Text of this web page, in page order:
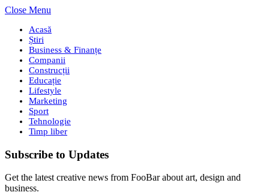
Close Menu
Acasă
Știri
Business & Finanțe
Companii
Construcții
Educație
Lifestyle
Marketing
Sport
Tehnologie
Timp liber
Subscribe to Updates
Get the latest creative news from FooBar about art, design and
business.